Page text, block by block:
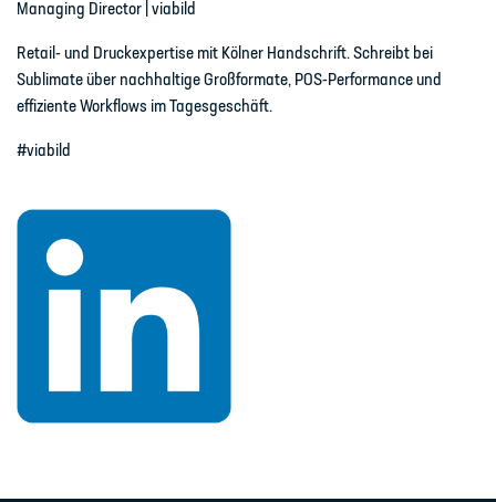
Managing Director | viabild
Retail- und Druckexpertise mit Kölner Handschrift. Schreibt bei
Sublimate über nachhaltige Großformate, POS-Performance und
effiziente Workflows im Tagesgeschäft.
#viabild